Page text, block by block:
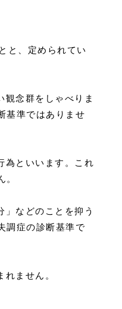
と、定められてい
観念群をしゃべりま
基準ではありませ
為といいます。これ
。
などのことを抑う
調症の診断基準で
ません。